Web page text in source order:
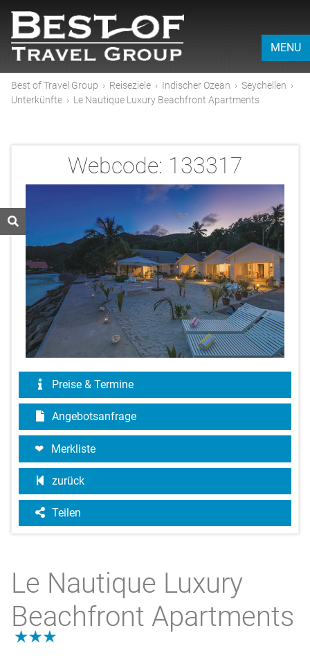
MENU
Best of Travel Group › Reiseziele › Indischer Ozean › Seychellen ›
Unterkünfte › Le Nautique Luxury Beachfront Apartments
Webcode: 133317
Preise & Termine
Angebotsanfrage
Merkliste
zurück
Teilen
Le Nautique Luxury
Beachfront Apartments
3.0